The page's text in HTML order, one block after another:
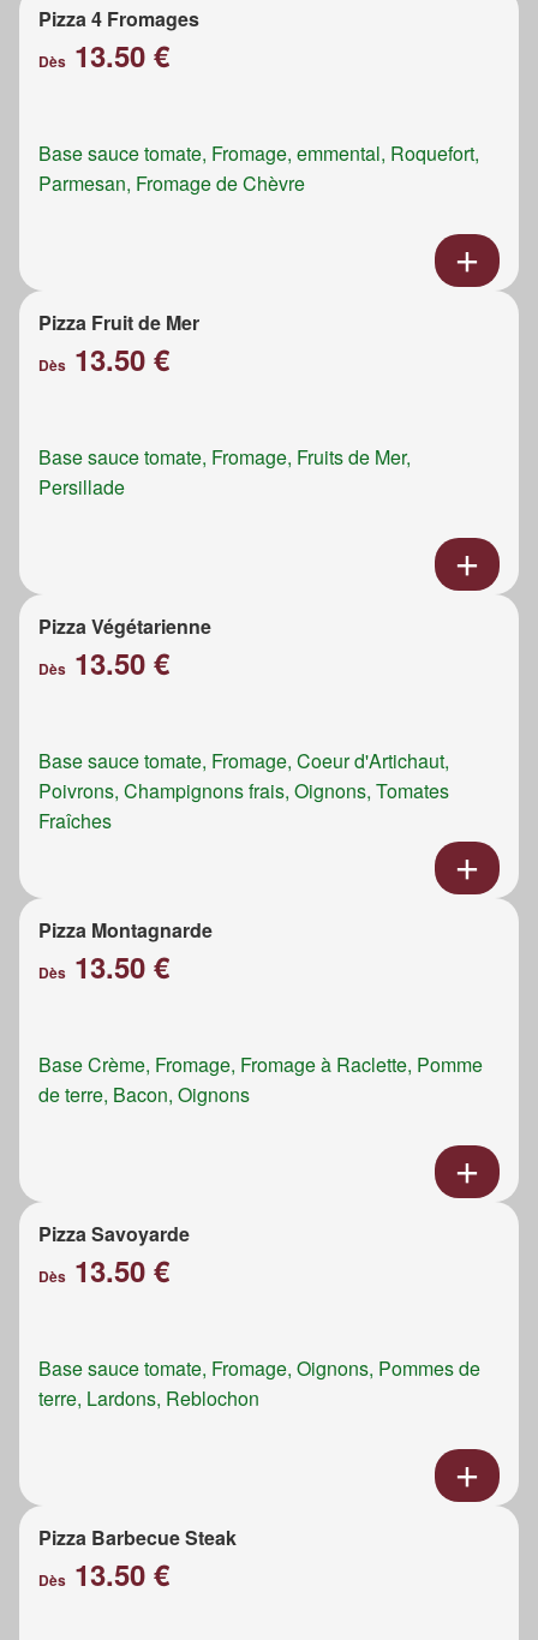
Pizza 4 Fromages
Dès 13.50 €
Base sauce tomate, Fromage, emmental, Roquefort,
Parmesan, Fromage de Chèvre
Pizza Fruit de Mer
Dès 13.50 €
Base sauce tomate, Fromage, Fruits de Mer,
Persillade
Pizza Végétarienne
Dès 13.50 €
Base sauce tomate, Fromage, Coeur d'Artichaut,
Poivrons, Champignons frais, Oignons, Tomates
Fraîches
Pizza Montagnarde
Dès 13.50 €
Base Crème, Fromage, Fromage à Raclette, Pomme
de terre, Bacon, Oignons
Pizza Savoyarde
Dès 13.50 €
Base sauce tomate, Fromage, Oignons, Pommes de
terre, Lardons, Reblochon
Pizza Barbecue Steak
Dès 13.50 €